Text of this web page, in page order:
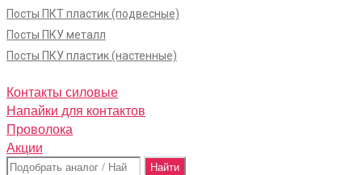
Посты ПКТ пластик (подвесные)
Посты ПКУ металл
Посты ПКУ пластик (настенные)
Контакты силовые
Напайки для контактов
Проволока
Акции
Поиск: